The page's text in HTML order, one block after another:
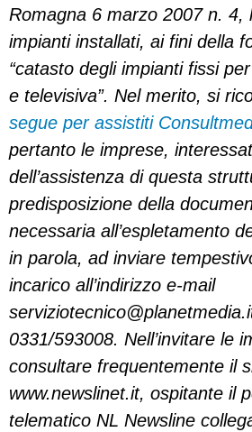
Romagna 6 marzo 2007 n. 4,
impianti installati, ai fini della
“catasto degli impianti fissi
e televisiva”. Nel merito, si
segue per assistiti
pertanto le imprese,
dell’assistenza di questa
predisposizione della
necessaria all’espletamento
in parola, ad inviare
incarico all’indirizzo e-mail
0331/593008. Nell’invitare le
consultare frequentemente il
www.newslinet.it, ospitante il
telematico NL Newsline